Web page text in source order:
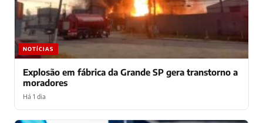
NOTÍCIAS
Explosão em fábrica da Grande SP gera transtorno a
moradores
Há 1 dia